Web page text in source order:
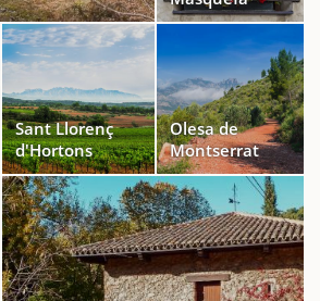
Sant Llorenç
d'Hortons
Olesa de
Montserrat